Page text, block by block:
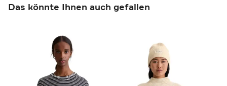
Das könnte Ihnen auch gefallen